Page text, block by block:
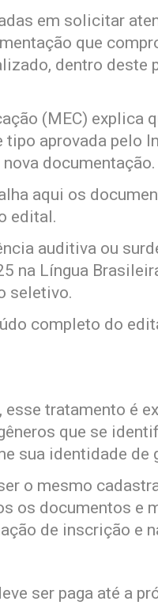
em solicitar
que
dentro deste
(MEC) explica
aprovada pelo
documentação.
aqui os
edital.
auditiva ou
na Língua
seletivo.
completo do
esse tratamento é
que se
sua identidade de
o mesmo
os documentos e
de inscrição e
ser paga até a